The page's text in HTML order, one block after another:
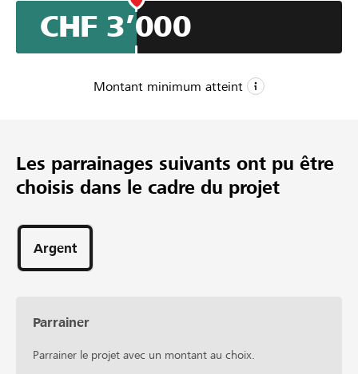
Visionen einer ganzen Generation einen Platz in der
Öffentlichkeit.
CHF 3’000
Montant minimum atteint
CHF 8’000
Montant désiré
Parrainages
Les parrainages suivants ont pu être
choisis dans le cadre du projet
Argent
Parrainer
Parrainer le projet avec un montant au choix.